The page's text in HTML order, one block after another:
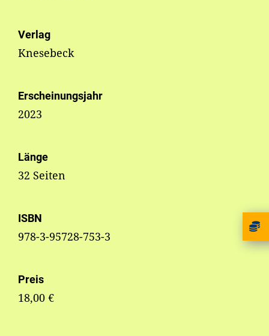
Verlag
Knesebeck
Erscheinungsjahr
2023
Länge
32 Seiten
ISBN
978-3-95728-753-3
Preis
18,00 €